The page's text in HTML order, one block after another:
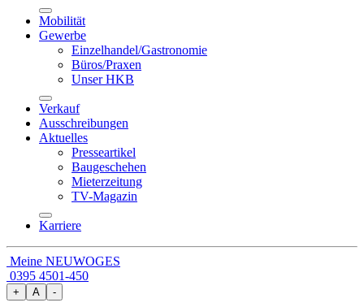
Mobilität
Gewerbe
Einzelhandel/Gastronomie
Büros/Praxen
Unser HKB
Verkauf
Ausschreibungen
Aktuelles
Presseartikel
Baugeschehen
Mieterzeitung
TV-Magazin
Karriere
Meine NEUWOGES
0395 4501-450
+ A -